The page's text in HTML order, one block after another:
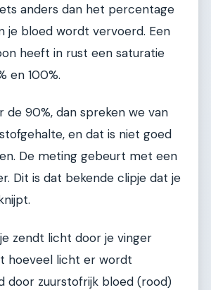
anders dan het percentage
je bloed wordt vervoerd. Een
heeft in rust een saturatie
en 100%.
de 90%, dan spreken we van
en dat is niet goed
De meting gebeurt met een
Dit is dat bekende clipje dat je
zendt licht door je vinger
hoeveel licht er wordt
door zuurstofrijk bloed (rood)